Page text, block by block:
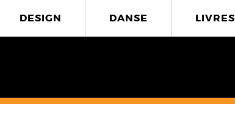
DESIGN DANSE LIVRES